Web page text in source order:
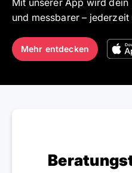
und messbarer –
Mehr entdecken